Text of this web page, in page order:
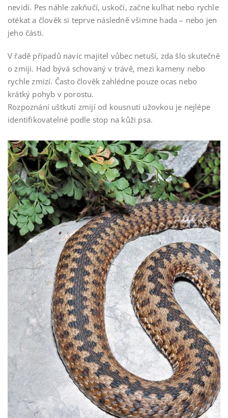
nevidí. Pes náhle zakňučí, uskočí, začne kulhat nebo rychle
otékat a člověk si teprve následně všimne hada – nebo jen
jeho části.
V řadě případů navíc majitel vůbec netuší, zda šlo skutečně
o zmiji. Had bývá schovaný v trávě, mezi kameny nebo
rychle zmizí. Často člověk zahlédne pouze ocas nebo
krátký pohyb v porostu.
Rozpoznání uštkutí zmijí od kousnutí užovkou je nejlépe
identifikovatelné podle stop na kůži psa.